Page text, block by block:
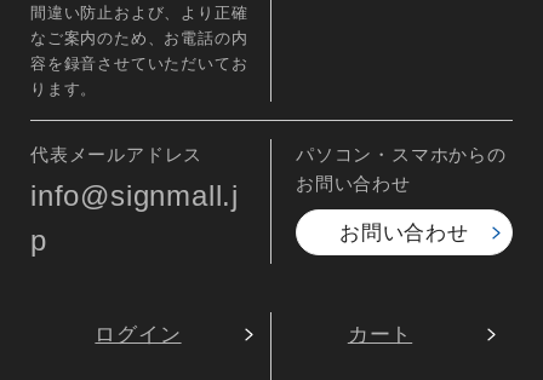
間違い防止および、より正確
なご案内のため、お電話の内
容を録音させていただいてお
ります。
代表メールアドレス
info@signmall.j
p
パソコン・スマホからの
お問い合わせ
お問い合わせ
ログイン カート